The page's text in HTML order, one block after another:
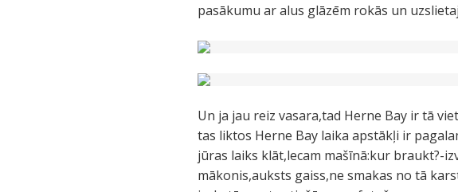
pasākumu ar alus glāzēm rokās un
Un ja jau reiz vasara,tad Herne Bay ir tā
tas liktos Herne Bay laika apstākļi ir
jūras laiks klāt,lecam mašīnā:kur braukt?-
mākonis,auksts gaiss,ne smakas no tā